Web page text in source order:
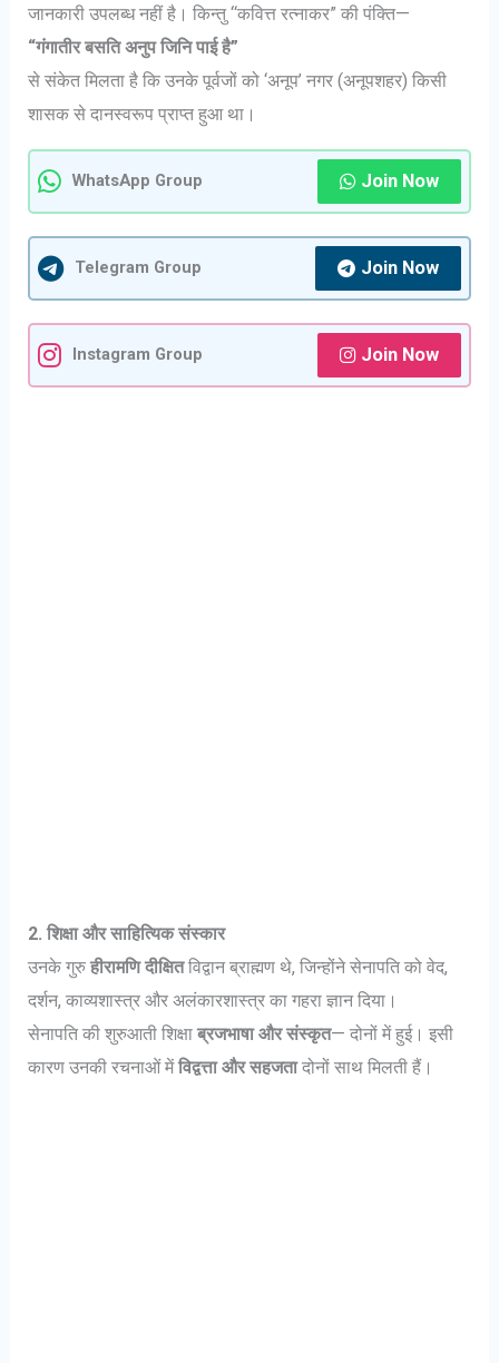
जानकारी उपलब्ध नहीं है। किन्तु “कवित्त रत्नाकर” की पंक्ति—
“गंगातीर बसति अनुप जिनि पाई है”
से संकेत मिलता है कि उनके पूर्वजों को ‘अनूप’ नगर (अनूपशहर) किसी
शासक से दानस्वरूप प्राप्त हुआ था।
WhatsApp Group Join Now
Telegram Group Join Now
Instagram Group Join Now
2. शिक्षा और साहित्यिक संस्कार
उनके गुरुहीरामणि दीक्षितविद्वान ब्राह्मण थे, जिन्होंने सेनापति को वेद,
दर्शन, काव्यशास्त्र और अलंकारशास्त्र का गहरा ज्ञान दिया।
सेनापति की शुरुआती शिक्षाब्रजभाषा और संस्कृत— दोनों में हुई। इसी
कारण उनकी रचनाओं मेंविद्वत्ता और सहजतादोनों साथ मिलती हैं।